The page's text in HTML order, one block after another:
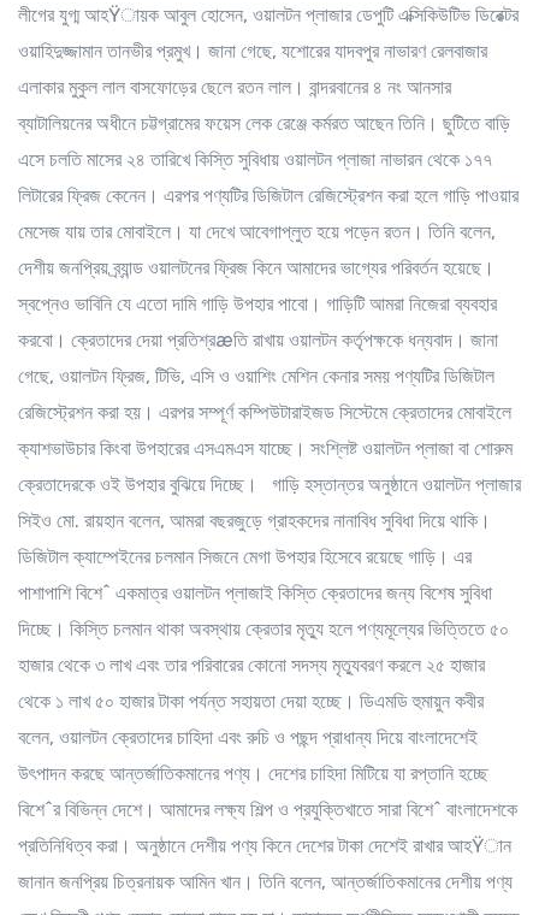
লীগের যুগ্ম আহŸায়ক আবুল হোসেন, ওয়ালটন প্লাজার ডেপুটি এক্সিকিউটিভ ডিরেক্টর
ওয়াহিদুজ্জামান তানভীর প্রমুখ। জানা গেছে, যশোরের যাদবপুর নাভারণ রেলবাজার
এলাকার মুকুল লাল বাসফোড়ের ছেলে রতন লাল। বান্দরবানের ৪ নং আনসার
ব্যাটালিয়নের অধীনে চট্টগ্রামের ফয়েস লেক রেঞ্জে কর্মরত আছেন তিনি। ছুটিতে বাড়ি
এসে চলতি মাসের ২৪ তারিখে কিস্তি সুবিধায় ওয়ালটন প্লাজা নাভারন থেকে ১৭৭
লিটারের ফ্রিজ কেনেন। এরপর পণ্যটির ডিজিটাল রেজিস্ট্রেশন করা হলে গাড়ি পাওয়ার
মেসেজ যায় তার মোবাইলে। যা দেখে আবেগাপ্লুত হয়ে পড়েন রতন। তিনি বলেন,
দেশীয় জনপ্রিয় ব্র্যান্ড ওয়ালটনের ফ্রিজ কিনে আমাদের ভাগ্যের পরিবর্তন হয়েছে।
স্বপ্নেও ভাবিনি যে এতো দামি গাড়ি উপহার পাবো। গাড়িটি আমরা নিজেরা ব্যবহার
করবো। ক্রেতাদের দেয়া প্রতিশ্রæতি রাখায় ওয়ালটন কর্তৃপক্ষকে ধন্যবাদ। জানা
গেছে, ওয়ালটন ফ্রিজ, টিভি, এসি ও ওয়াশিং মেশিন কেনার সময় পণ্যটির ডিজিটাল
রেজিস্ট্রেশন করা হয়। এরপর সম্পূর্ণ কম্পিউটারাইজড সিস্টেমে ক্রেতাদের মোবাইলে
ক্যাশভাউচার কিংবা উপহারের এসএমএস যাচ্ছে। সংশ্লিষ্ট ওয়ালটন প্লাজা বা শোরুম
ক্রেতাদেরকে ওই উপহার বুঝিয়ে দিচ্ছে। গাড়ি হস্তান্তর অনুষ্ঠানে ওয়ালটন প্লাজার
সিইও মো. রায়হান বলেন, আমরা বছরজুড়ে গ্রাহকদের নানাবিধ সুবিধা দিয়ে থাকি।
ডিজিটাল ক্যাম্পেইনের চলমান সিজনে মেগা উপহার হিসেবে রয়েছে গাড়ি। এর
পাশাপাশি বিশে^ একমাত্র ওয়ালটন প্লাজাই কিস্তি ক্রেতাদের জন্য বিশেষ সুবিধা
দিচ্ছে। কিস্তি চলমান থাকা অবস্থায় ক্রেতার মৃত্যু হলে পণ্যমূল্যের ভিত্তিতে ৫০
হাজার থেকে ৩ লাখ এবং তার পরিবারের কোনো সদস্য মৃত্যুবরণ করলে ২৫ হাজার
থেকে ১ লাখ ৫০ হাজার টাকা পর্যন্ত সহায়তা দেয়া হচ্ছে। ডিএমডি হুমায়ুন কবীর
বলেন, ওয়ালটন ক্রেতাদের চাহিদা এবং রুচি ও পছন্দ প্রাধান্য দিয়ে বাংলাদেশেই
উৎপাদন করছে আন্তর্জাতিকমানের পণ্য। দেশের চাহিদা মিটিয়ে যা রপ্তানি হচ্ছে
বিশে^র বিভিন্ন দেশে। আমাদের লক্ষ্য শিল্প ও প্রযুক্তিখাতে সারা বিশে^ বাংলাদেশকে
প্রতিনিধিত্ব করা। অনুষ্ঠানে দেশীয় পণ্য কিনে দেশের টাকা দেশেই রাখার আহŸান
জানান জনপ্রিয় চিত্রনায়ক আমিন খান। তিনি বলেন, আন্তর্জাতিকমানের দেশীয় পণ্য